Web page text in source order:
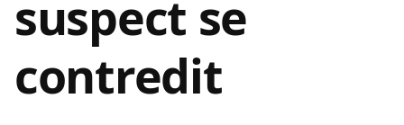
suspect se
contredit